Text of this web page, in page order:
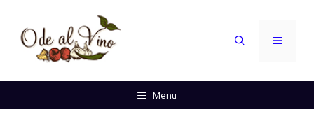
contenuto
MENU
Menu